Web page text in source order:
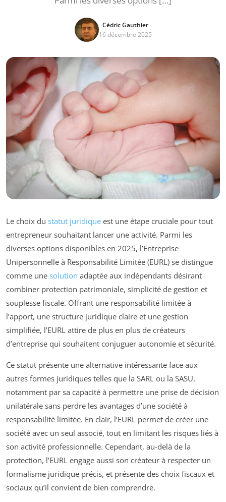
Cédric Gauthier
16 décembre 2025
Le choix du statut juridique est une étape cruciale pour tout
entrepreneur souhaitant lancer une activité. Parmi les
diverses options disponibles en 2025, l’Entreprise
Unipersonnelle à Responsabilité Limitée (EURL) se distingue
comme une solution adaptée aux indépendants désirant
combiner protection patrimoniale, simplicité de gestion et
souplesse fiscale. Offrant une responsabilité limitée à
l’apport, une structure juridique claire et une gestion
simplifiée, l’EURL attire de plus en plus de créateurs
d’entreprise qui souhaitent conjuguer autonomie et sécurité.
Ce statut présente une alternative intéressante face aux
autres formes juridiques telles que la SARL ou la SASU,
notamment par sa capacité à permettre une prise de décision
unilatérale sans perdre les avantages d’une société à
responsabilité limitée. En clair, l’EURL permet de créer une
société avec un seul associé, tout en limitant les risques liés à
son activité professionnelle. Cependant, au-delà de la
protection, l’EURL engage aussi son créateur à respecter un
formalisme juridique précis, et présente des choix fiscaux et
sociaux qu’il convient de bien comprendre.